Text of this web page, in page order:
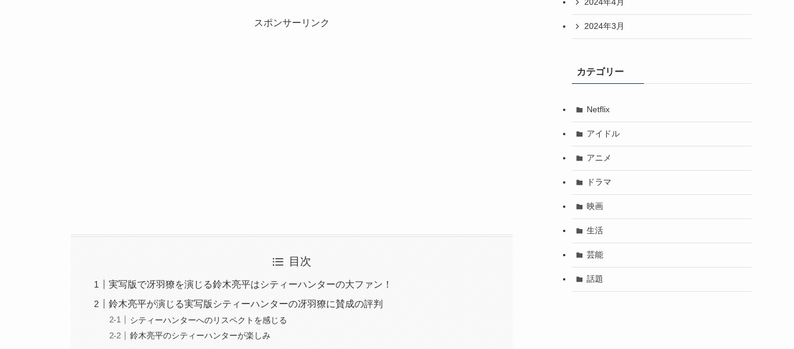
スポンサーリンク
目次
実写版で冴羽獠を演じる鈴木亮平はシティーハンターの大ファン！
鈴木亮平が演じる実写版シティーハンターの冴羽獠に賛成の評判
シティーハンターへのリスペクトを感じる
鈴木亮平のシティーハンターが楽しみ
2024年3月
カテゴリー
Netflix
アイドル
アニメ
ドラマ
映画
生活
芸能
話題